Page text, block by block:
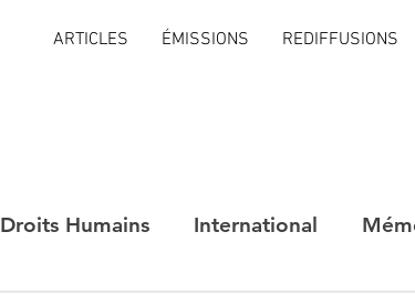
ARTICLES ÉMISSIONS REDIFFUSIONS
Droits Humains International